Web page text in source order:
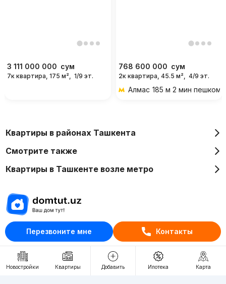
Перезвоните мне Контакты
3 111 000 000 сум
7к квартира, 175 м², 1/9 эт.
768 600 000 сум
2к квартира, 45.5 м², 4/9 эт.
Алмас 185 м 2 мин пешком
Новостройки Квартиры Добавить Ипотека Карта
Квартиры в районах Ташкента
Смотрите также
Квартиры в Ташкенте возле метро
Отдел рекламы
+998 (78) 113-20-86
+998 (93) 390-30-10